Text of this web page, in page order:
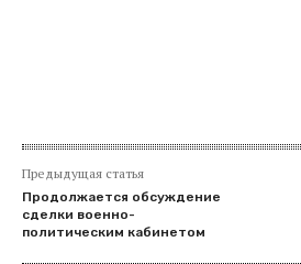
Предыдущая статья
Продолжается обсуждение
сделки военно-
политическим кабинетом